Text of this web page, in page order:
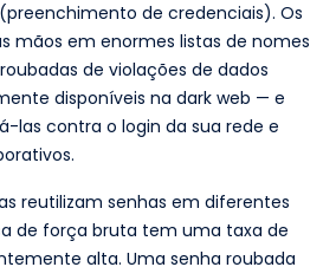
(preenchimento de credenciais). Os
mãos em enormes listas de nomes
de violações de dados
disponíveis na dark web — e
las contra o login da sua rede e
reutilizam senhas em diferentes
de força bruta tem uma taxa de
alta. Uma senha roubada